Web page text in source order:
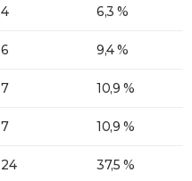
4 6,3 %
6 9,4 %
7 10,9 %
7 10,9 %
24 37,5 %